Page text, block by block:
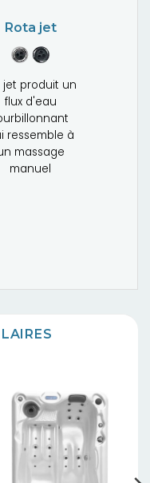
Rota jet
jet produit un
flux d'eau
ressemble à
massage
manuel